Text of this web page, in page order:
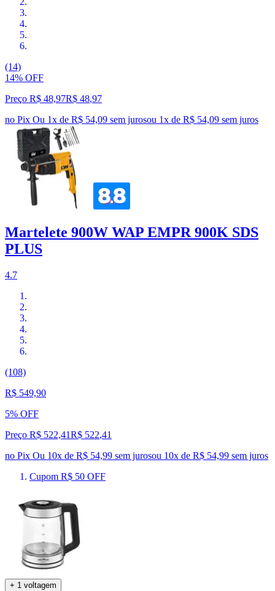
(14)
14% OFF
Preço R$ 48,97R$ 48,97
no Pix Ou 1x de R$ 54,09 sem jurosou 1x de R$ 54,09 sem juros
Martelete 900W WAP EMPR 900K SDS
PLUS
4.7
(108)
R$ 549,90
5% OFF
Preço R$ 522,41R$ 522,41
no Pix Ou 10x de R$ 54,99 sem jurosou 10x de R$ 54,99 sem juros
Cupom R$ 50 OFF
+ 1 voltagem